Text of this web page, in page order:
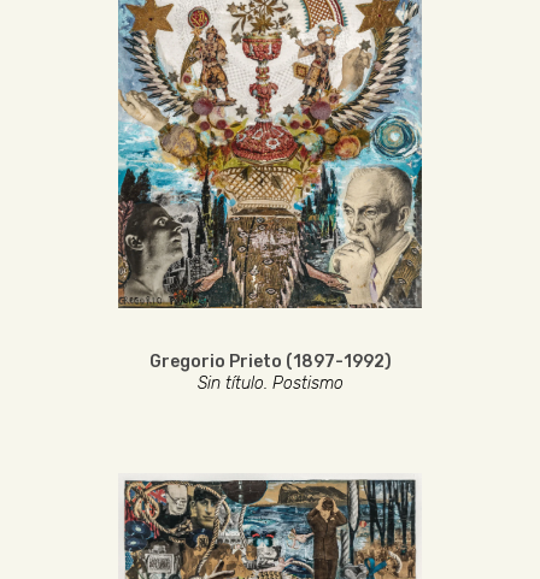
Gregorio Prieto (1897-1992)
Sin título. Postismo